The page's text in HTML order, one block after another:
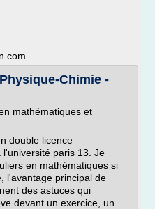
Chimie -
mathématiques et
double licence
paris 13. Je
en mathématiques si
l'avantage principal de
des astuces qui
devant un exercice, un